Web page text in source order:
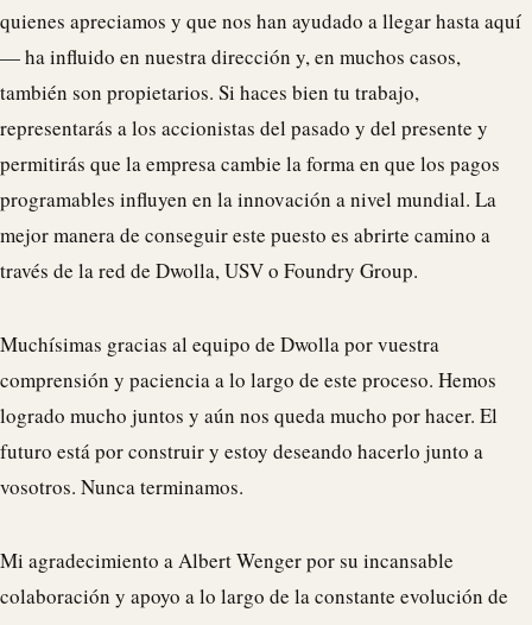
quienes apreciamos y que nos han ayudado a llegar hasta aquí
— ha influido en nuestra dirección y, en muchos casos,
también son propietarios. Si haces bien tu trabajo,
representarás a los accionistas del pasado y del presente y
permitirás que la empresa cambie la forma en que los pagos
programables influyen en la innovación a nivel mundial. La
mejor manera de conseguir este puesto es abrirte camino a
través de la red de Dwolla, USV o Foundry Group.
Muchísimas gracias al equipo de Dwollapor vuestra
comprensión y paciencia a lo largo de este proceso. Hemos
logrado mucho juntos y aún nos queda mucho por hacer. El
futuro está por construir y estoy deseando hacerlo junto a
vosotros. Nunca terminamos.
Mi agradecimiento a Albert Wenger por su incansable
colaboración y apoyo a lo largo de la constante evolución de